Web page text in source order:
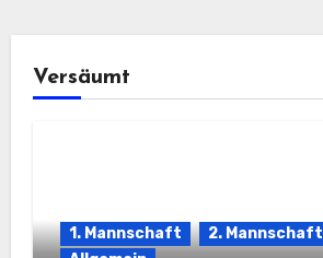
Versäumt
1. Mannschaft
2. Mannschaft